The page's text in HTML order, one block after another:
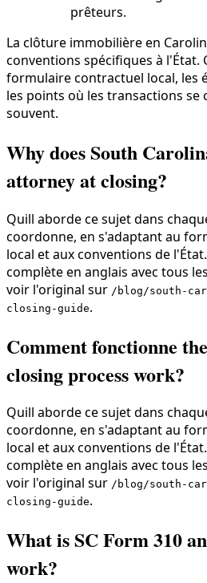
prêteurs.
La clôture immobilière en
conventions spécifiques à l'État.
formulaire contractuel local, les
les points où les transactions se
souvent.
Why does South
attorney at closing?
Quill aborde ce sujet dans
coordonne, en s'adaptant au
local et aux conventions de
complète en anglais avec tous
voir l'original sur /blog/south-
closing-guide.
Comment fonctionne
closing process work?
Quill aborde ce sujet dans
coordonne, en s'adaptant au
local et aux conventions de
complète en anglais avec tous
voir l'original sur /blog/south-
closing-guide.
What is SC Form 310
work?